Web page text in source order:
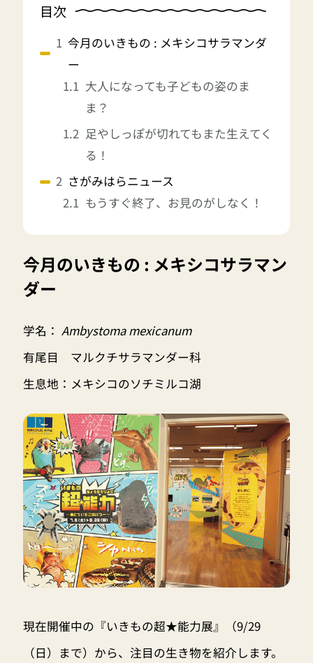
目次
今月のいきもの : メキシコサラマンダ
ー
大人になっても子どもの姿のま
ま？
足やしっぽが切れてもまた生えてく
る！
さがみはらニュース
もうすぐ終了、お見のがしなく！
今月のいきもの : メキシコサラマン
ダー
学名： Ambystoma mexicanum
有尾目 マルクチサラマンダー科
生息地：メキシコのソチミルコ湖
現在開催中の『いきもの超★能力展』（9/29
（日）まで）から、注目の生き物を紹介します。